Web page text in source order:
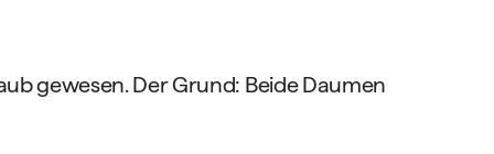
gewesen. Der Grund: Beide Daumen